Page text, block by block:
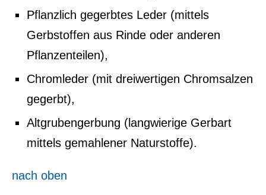
Pflanzlich gegerbtes Leder (mittels
Gerbstoffen aus Rinde oder anderen
Pflanzenteilen),
Chromleder (mit dreiwertigen Chromsalzen
gegerbt),
Altgrubengerbung (langwierige Gerbart
mittels gemahlener Naturstoffe).
nach oben